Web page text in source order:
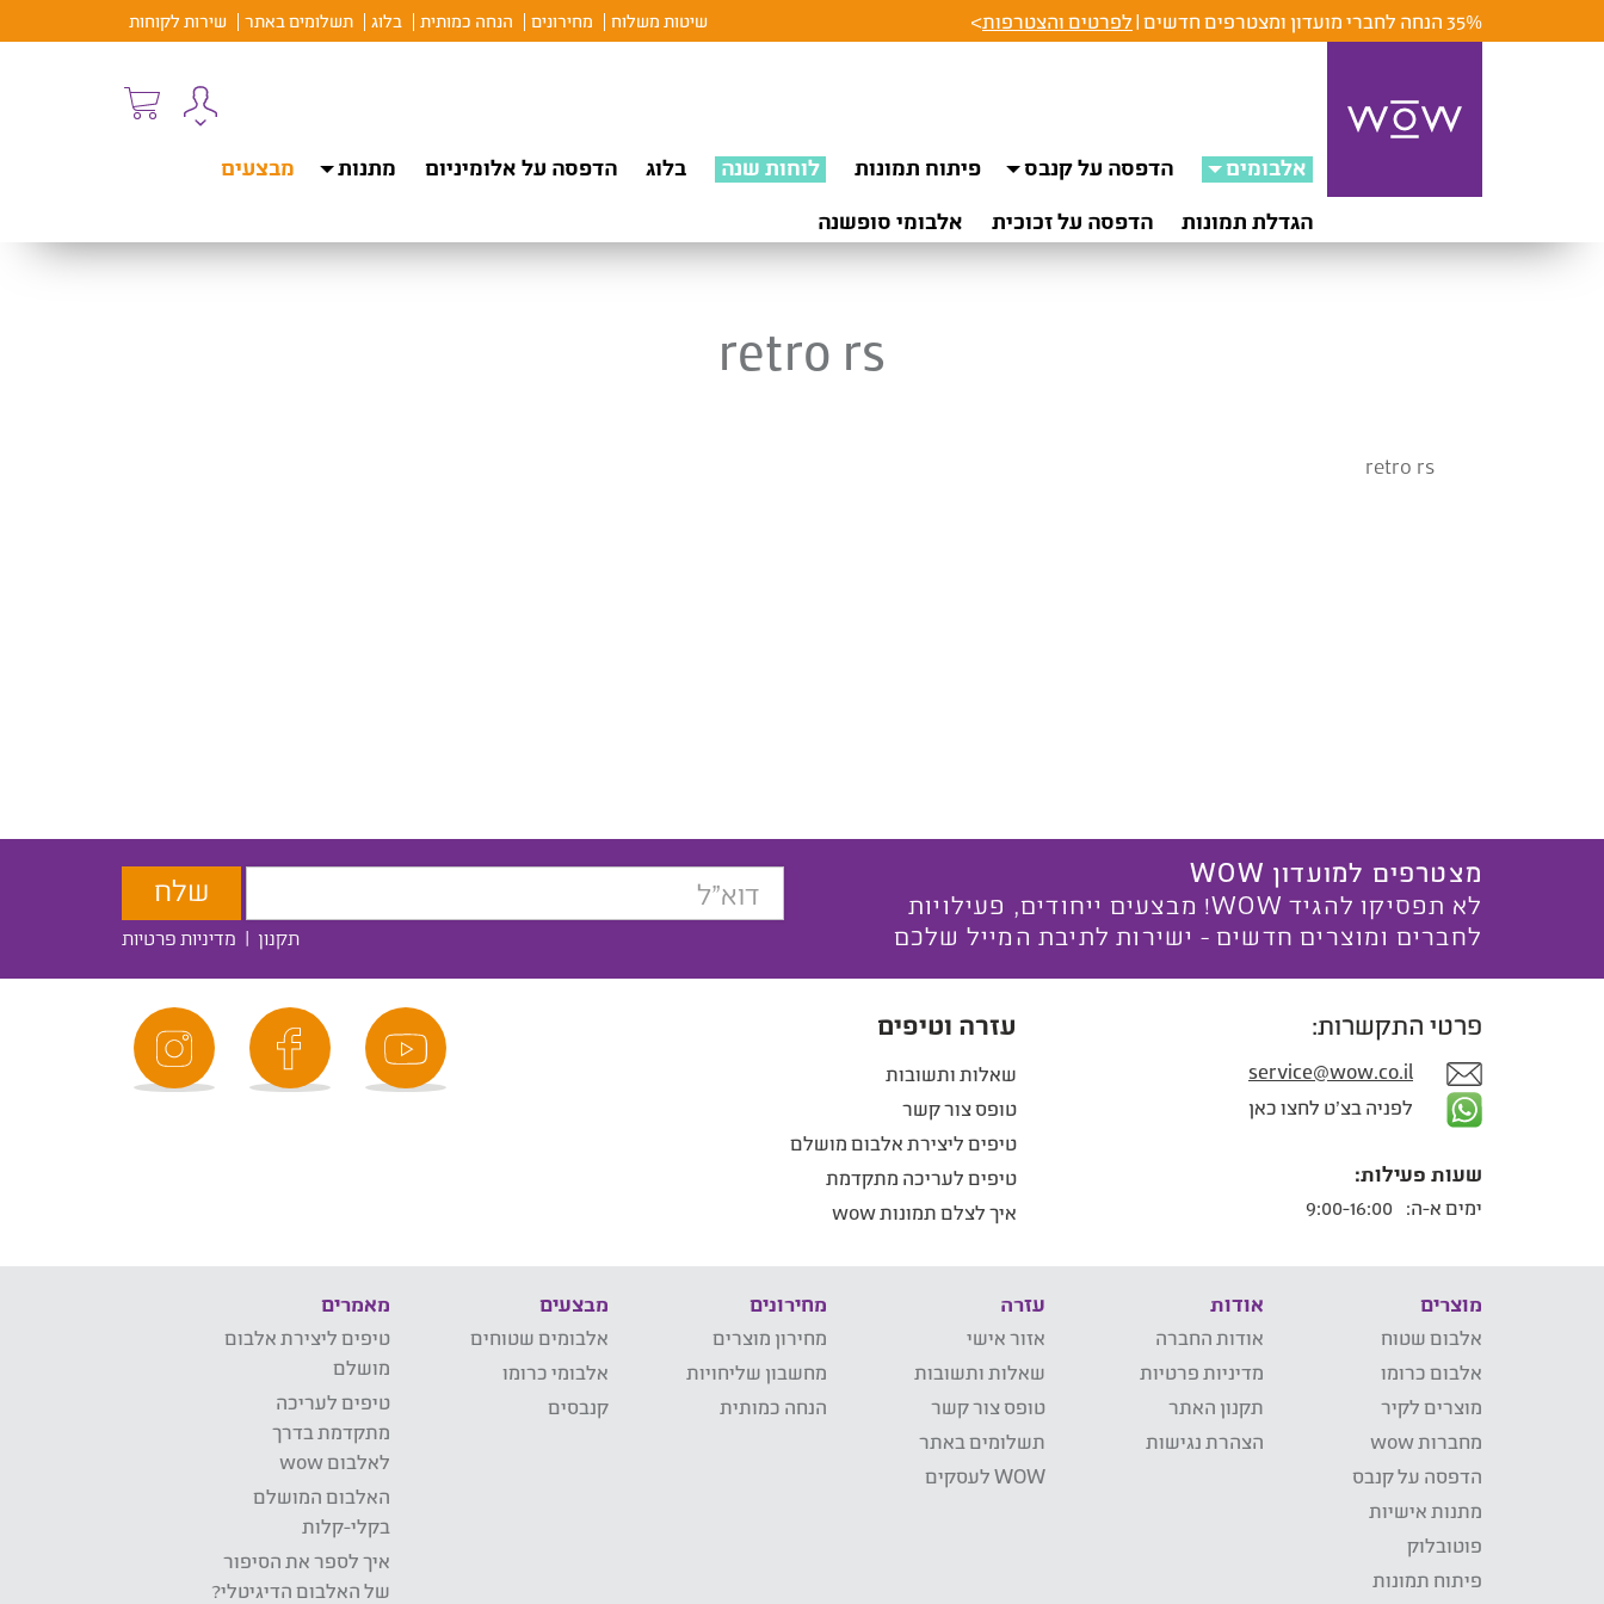
35% הנחה לחברי מועדון ומצטרפים חדשים | לפרטים והצטרפות> שיטות משלוח מחירונים הנחה כמותית בלוג תשלומים באתר שירות לקוחות
אלבומים הדפסה על קנבס פיתוח תמונות לוחות שנה בלוג הדפסה על אלומיניום מתנות
מבצעים
הגדלת תמונות
הדפסה על זכוכית אלבומי סופשנה
retro rs
retro rs
מצטרפים למועדון WOW
לא תפסיקו להגיד WOW! מבצעים ייחודים, פעילויות
לחברים ומוצרים חדשים - ישירות לתיבת המייל שלכם
תקנון | מדיניות פרטיות
פרטי התקשרות:
service@wow.co.il
לפניה בצ'ט לחצו כאן
שעות פעילות:
ימים א-ה:
עזרה וטיפים
שאלות ותשובות
טופס צור קשר
טיפים ליצירת אלבום מושלם
טיפים לעריכה מתקדמת
איך לצלם תמונות wow
מוצרים
אלבום שטוח
אלבום כרומו
מוצרים לקיר
מחברות wow
הדפסה על קנבס
מתנות אישיות
פוטובלוק
פיתוח תמונות
אודות
אודות החברה
מדיניות פרטיות
תקנון האתר
הצהרת נגישות
עזרה
אזור אישי
שאלות ותשובות
טופס צור קשר
תשלומים באתר
WOW לעסקים
מחירונים
מחירון מוצרים
מחשבון שליחויות
הנחה כמותית
מבצעים
אלבומים שטוחים
אלבומי כרומו
קנבסים
מאמרים
טיפים ליצירת אלבום
מושלם
טיפים לעריכה
מתקדמת בדרך
לאלבום wow
האלבום המושלם
בקלי-קלות
איך לספר את הסיפור
של האלבום הדיגיטלי?